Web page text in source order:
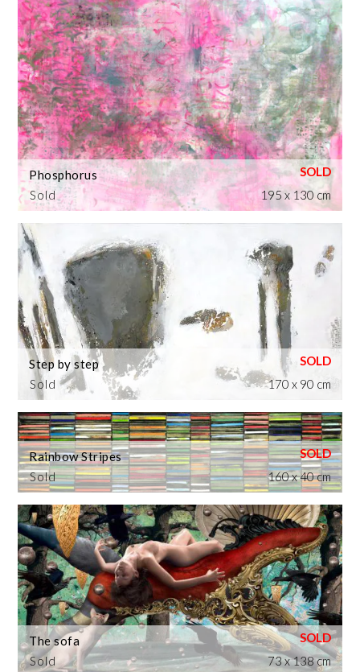
Sold
Phosphorus
195 x 130 cm
Sold
Step by step
170 x 90 cm
Sold
Rainbow Stripes
160 x 40 cm
Sold
The sofa
73 x 138 cm